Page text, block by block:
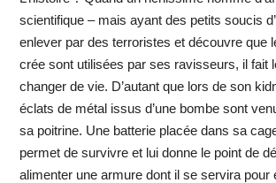
scientifique – mais ayant des petits soucis
enlever par des terroristes et découvre que
crée sont utilisées par ses ravisseurs, il fait
changer de vie. D’autant que lors de son
éclats de métal issus d’une bombe sont
sa poitrine. Une batterie placée dans sa
permet de survivre et lui donne le point de
alimenter une armure dont il se servira pour